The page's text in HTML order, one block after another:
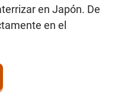
en Japón. De
en el